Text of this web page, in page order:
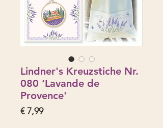
Lindner's Kreuzstiche Nr.
080 ‘Lavande de
Provence'
€ 7,99Preis